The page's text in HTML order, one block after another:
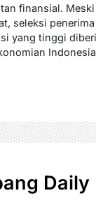
finansial.
seleksi
yang tinggi
Daily